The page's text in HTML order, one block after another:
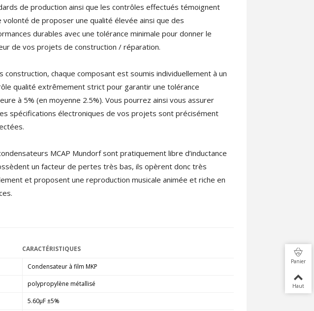
de production ainsi que les contrôles effectués témoignent
volonté de proposer une qualité élevée ainsi que des
durables avec une tolérance minimale pour donner le
de vos projets de construction / réparation.
construction, chaque composant est soumis individuellement à un
qualité extrêmement strict pour garantir une tolérance
à 5% (en moyenne 2.5%). Vous pourrez ainsi vous assurer
spécifications électroniques de vos projets sont précisément
MCAP Mundorf sont pratiquement libre d’inductance
un facteur de pertes très bas, ils opèrent donc très
et proposent une reproduction musicale animée et riche en
CARACTÉRISTIQUES
Condensateur à film MKP
polypropylène métallisé
5.60µF ±5%
Panier
Haut